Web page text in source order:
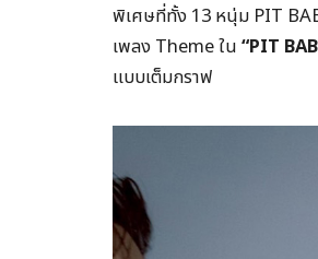
พิเศษที่ทั้ง 13 หนุ่ม PIT
เพลง Theme ใน “PIT
แบบเต็มกราฟ